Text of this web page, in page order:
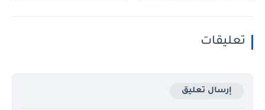
تعليقات
إرسال تعليق